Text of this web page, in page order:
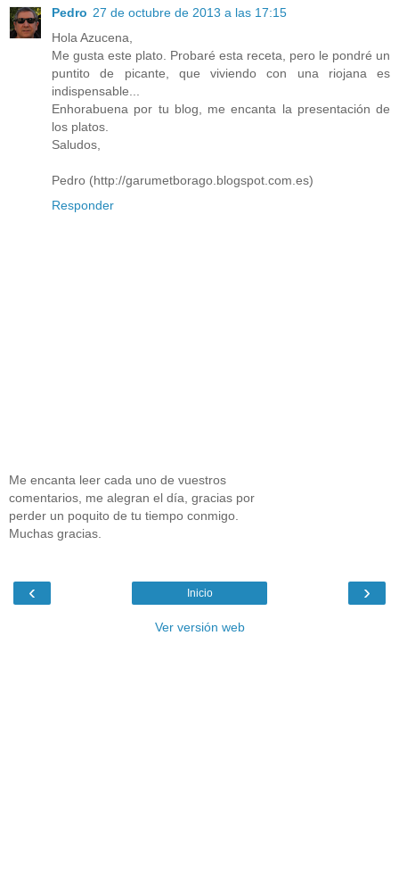
Pedro 27 de octubre de 2013 a las 17:15
Hola Azucena,
Me gusta este plato. Probaré esta receta, pero le pondré un
puntito de picante, que viviendo con una riojana es
indispensable...
Enhorabuena por tu blog, me encanta la presentación de
los platos.
Saludos,
Pedro (http://garumetborago.blogspot.com.es)
Responder
Me encanta leer cada uno de vuestros
comentarios, me alegran el día, gracias por
perder un poquito de tu tiempo conmigo.
Muchas gracias.
‹ ›
Inicio
Ver versión web